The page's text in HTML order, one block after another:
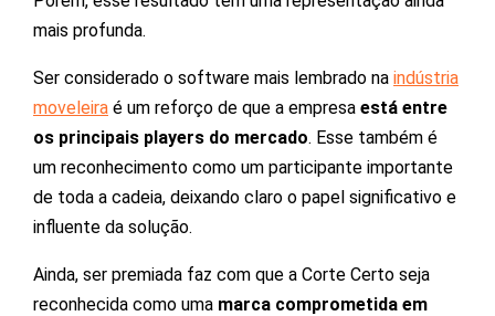
mais profunda.
Ser considerado o software mais lembrado na indústria
moveleira é um reforço de que a empresa está entre
os principais players do mercado. Esse também é
um reconhecimento como um participante importante
de toda a cadeia, deixando claro o papel significativo e
influente da solução.
Ainda, ser premiada faz com que a Corte Certo seja
reconhecida como uma marca comprometida em